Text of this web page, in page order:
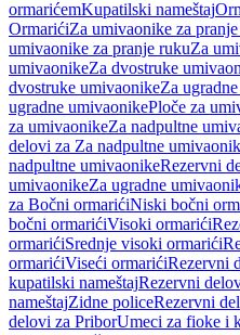
ormarićemKupatilski nameštaj
OrmarićiZa umivaonike za
umivaonike za pranje rukuZa
umivaonikeZa dvostruke
dvostruke umivaonikeZa
ugradne umivaonikePloče za
za umivaonikeZa nadpultne
delovi za Za nadpultne
nadpultne umivaonikeRezervni
umivaonikeZa ugradne
za Bočni ormarićiNiski bočni
bočni ormarićiVisoki ormarići
ormarićiSrednje visoki ormarići
ormarićiViseći ormarićiRezervni
kupatilski nameštajRezervni
nameštajZidne policeRezervni
delovi za PriborUmeci za fioke i